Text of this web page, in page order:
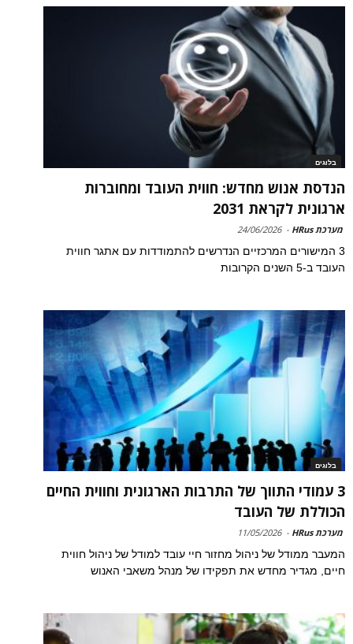
בלוגים
הנדסת אנוש מחדש: חווית העובד ומחוברות
ארגונית לקראת 2031
מערכת HRus -
24/06/2026
3 המישורים המרכזיים הנדרשים להתמודדות עם אתגר חווית
העובד ב-5 השנים הקרובות
בלוגים
3 עמודי התווך של התרבות הארגונית וחווית החיים
הכוללת של העובד
מערכת HRus -
11/05/2026
המעבר ממודל של ניהול מחזור חיי עובד למודל של ניהול חווית
חיים, מגדיר מחדש את תפקידו של מנהל משאבי האנוש